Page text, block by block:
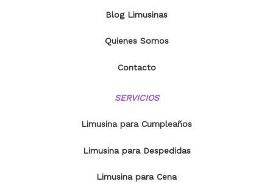
Blog Limusinas
Quienes Somos
Contacto
SERVICIOS
Limusina para Cumpleaños
Limusina para Despedidas
Limusina para Cena